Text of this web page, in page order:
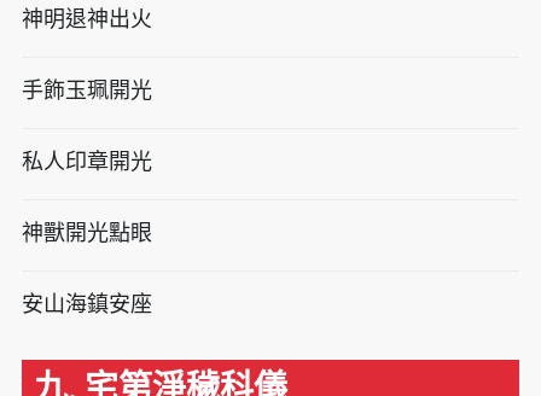
神明退神出火
手飾玉珮開光
私人印章開光
神獸開光點眼
安山海鎮安座